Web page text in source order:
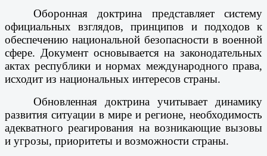
Оборонная доктрина представляет систему
официальных взглядов, принципов и подходов к
обеспечению национальной безопасности в военной
сфере. Документ основывается на законодательных
актах республики и нормах международного права,
исходит из национальных интересов страны.
Обновленная доктрина учитывает динамику
развития ситуации в мире и регионе, необходимость
адекватного реагирования на возникающие вызовы
и угрозы, приоритеты и возможности страны.